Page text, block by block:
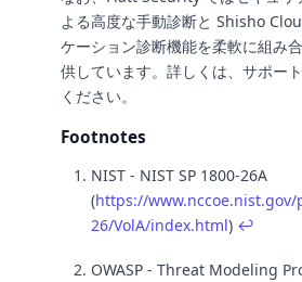
よる高度な手動診断と Shisho
ケーション診断機能を柔軟に組み
供しています。詳しくは、サポー
ください。
Footnotes
NIST - NIST SP 1800-26A
(https://
26/VolA/index.html) ↩
OWASP - Threat Modeling